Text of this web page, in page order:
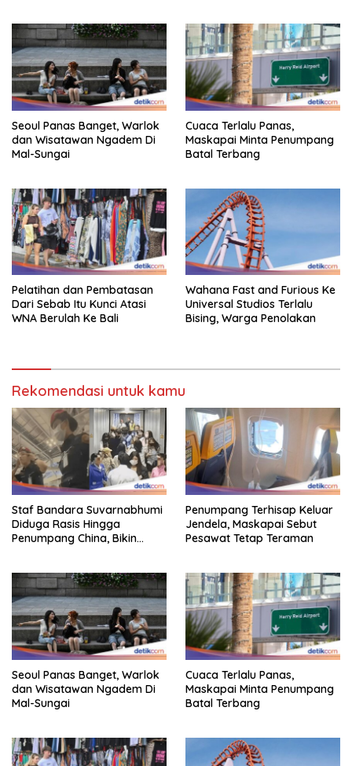
Seoul Panas Banget, Warlok
dan Wisatawan Ngadem Di
Mal-Sungai
Cuaca Terlalu Panas,
Maskapai Minta Penumpang
Batal Terbang
Pelatihan dan Pembatasan
Dari Sebab Itu Kunci Atasi
WNA Berulah Ke Bali
Wahana Fast and Furious Ke
Universal Studios Terlalu
Bising, Warga Penolakan
Rekomendasi untuk kamu
Staf Bandara Suvarnabhumi
Diduga Rasis Hingga
Penumpang China, Bikin
Penumpang Terhisap Keluar
Jendela, Maskapai Sebut
Pesawat Tetap Teraman
Seoul Panas Banget, Warlok
dan Wisatawan Ngadem Di
Mal-Sungai
Cuaca Terlalu Panas,
Maskapai Minta Penumpang
Batal Terbang